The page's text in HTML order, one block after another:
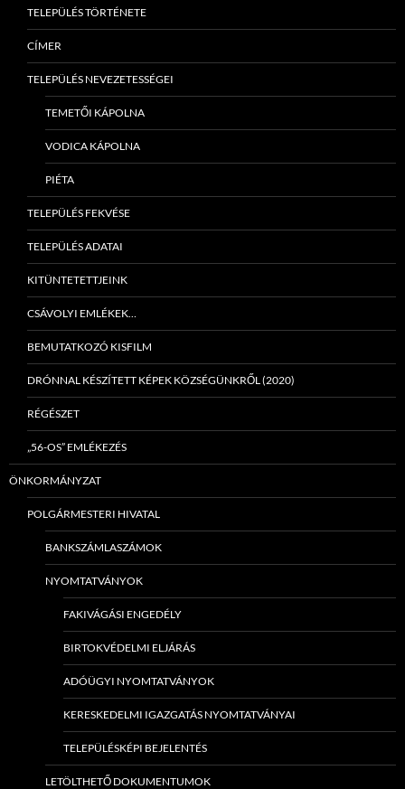
TELEPÜLÉS TÖRTÉNETE
CÍMER
TELEPÜLÉS NEVEZETESSÉGEI
TEMETŐI KÁPOLNA
VODICA KÁPOLNA
PIÉTA
TELEPÜLÉS FEKVÉSE
TELEPÜLÉS ADATAI
KITÜNTETETTJEINK
CSÁVOLYI EMLÉKEK…
BEMUTATKOZÓ KISFILM
DRÓNNAL KÉSZÍTETT KÉPEK KÖZSÉGÜNKRŐL (2020)
RÉGÉSZET
„56-OS” EMLÉKEZÉS
ÖNKORMÁNYZAT
POLGÁRMESTERI HIVATAL
BANKSZÁMLASZÁMOK
NYOMTATVÁNYOK
FAKIVÁGÁSI ENGEDÉLY
BIRTOKVÉDELMI ELJÁRÁS
ADÓÜGYI NYOMTATVÁNYOK
KERESKEDELMI IGAZGATÁS NYOMTATVÁNYAI
TELEPÜLÉSKÉPI BEJELENTÉS
LETÖLTHETŐ DOKUMENTUMOK